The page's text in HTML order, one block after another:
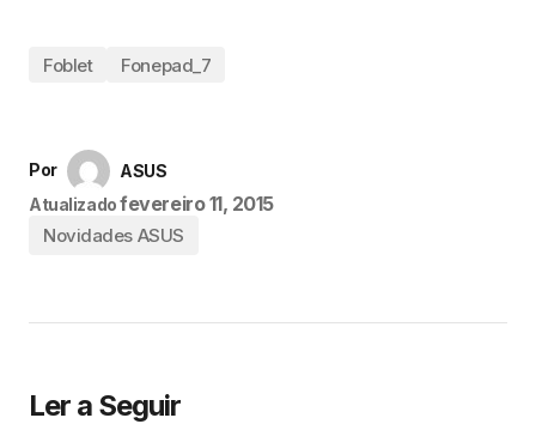
Foblet Fonepad_7
Por
ASUS
Atualizado fevereiro 11, 2015
Novidades ASUS
Ler a Seguir